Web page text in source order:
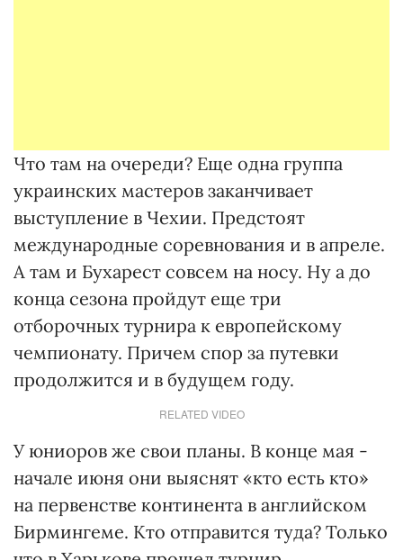
Что там на очереди? Еще одна группа
украинских мастеров заканчивает
выступление в Чехии. Предстоят
международные соревнования и в апреле.
А там и Бухарест совсем на носу. Ну а до
конца сезона пройдут еще три
отборочных турнира к европейскому
чемпионату. Причем спор за путевки
продолжится и в будущем году.
RELATED VIDEO
У юниоров же свои планы. В конце мая -
начале июня они выяснят «кто есть кто»
на первенстве континента в английском
Бирмингеме. Кто отправится туда? Только